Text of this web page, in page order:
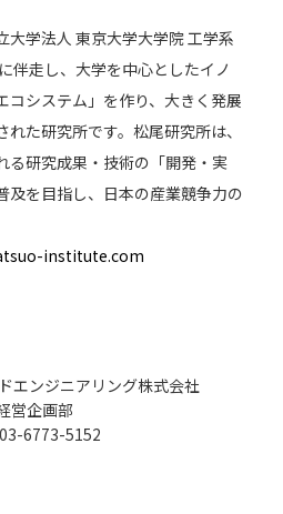
大学法人 東京大学大学院 工学系
伴走し、大学を中心としたイノ
コシステム」を作り、大きく発展
た研究所です。松尾研究所は、
る研究成果・技術の「開発・実
及を目指し、日本の産業競争力の
institute.com
エンジニアリング株式会社
営企画部
6773-5152